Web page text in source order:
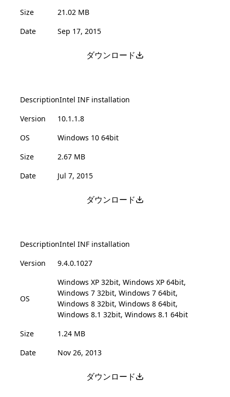
Size
21.02 MB
Date
Sep 17, 2015
ダウンロード
DescriptionIntel INF installation
Version
10.1.1.8
OS
Windows 10 64bit
Size
2.67 MB
Date
Jul 7, 2015
ダウンロード
DescriptionIntel INF installation
Version
9.4.0.1027
OS
Windows XP 32bit, Windows XP 64bit,
Windows 7 32bit, Windows 7 64bit,
Windows 8 32bit, Windows 8 64bit,
Windows 8.1 32bit, Windows 8.1 64bit
Size
1.24 MB
Date
Nov 26, 2013
ダウンロード